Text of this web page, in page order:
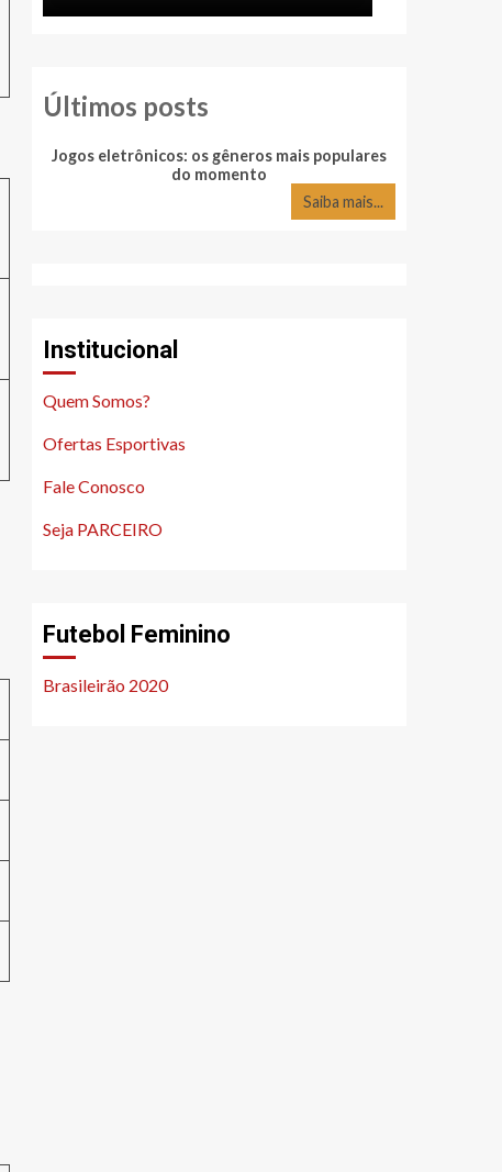
Últimos posts
Jogos eletrônicos: os gêneros mais populares
do momento
Saiba mais...
Institucional
Quem Somos?
Ofertas Esportivas
Fale Conosco
Seja PARCEIRO
Futebol Feminino
Brasileirão 2020